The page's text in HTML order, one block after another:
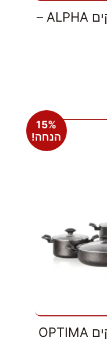
מארז כלי בישול 11 חלקים ALPHA –
15%
הנחה!
מארז כלי בישול 11 חלקים OPTIMA